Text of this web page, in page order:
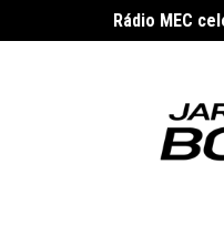
para
Controle do